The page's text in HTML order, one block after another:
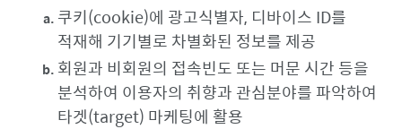
쿠키(cookie)에 광고식별자, 디바이스 ID를
적재해 기기별로 차별화된 정보를 제공
회원과 비회원의 접속빈도 또는 머문 시간 등을
분석하여 이용자의 취향과 관심분야를 파악하여
타겟(target) 마케팅에 활용